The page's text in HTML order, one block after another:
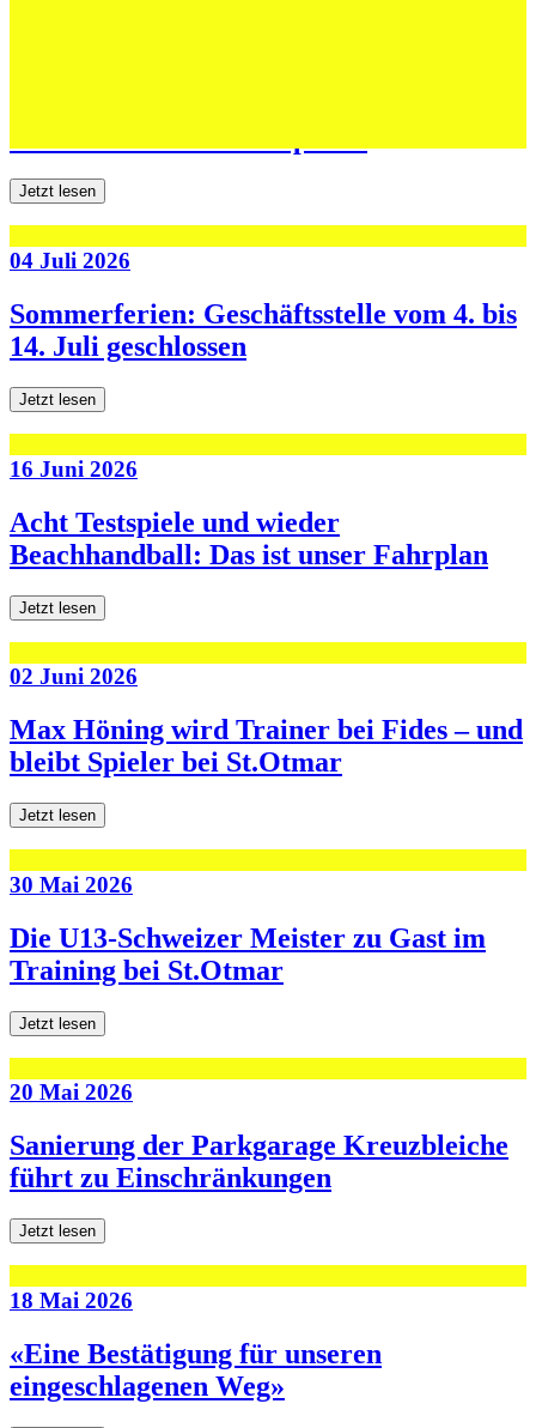
Jetzt lesen
04 Juli 2026
Sommerferien: Geschäftsstelle vom 4. bis
14. Juli geschlossen
Jetzt lesen
16 Juni 2026
Acht Testspiele und wieder
Beachhandball: Das ist unser Fahrplan
Jetzt lesen
02 Juni 2026
Max Höning wird Trainer bei Fides – und
bleibt Spieler bei St.Otmar
Jetzt lesen
30 Mai 2026
Die U13-Schweizer Meister zu Gast im
Training bei St.Otmar
Jetzt lesen
20 Mai 2026
Sanierung der Parkgarage Kreuzbleiche
führt zu Einschränkungen
Jetzt lesen
18 Mai 2026
«Eine Bestätigung für unseren
eingeschlagenen Weg»